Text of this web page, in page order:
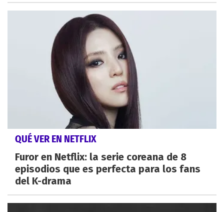
QUÉ VER EN NETFLIX
Furor en Netflix: la serie coreana de 8
episodios que es perfecta para los fans
del K-drama